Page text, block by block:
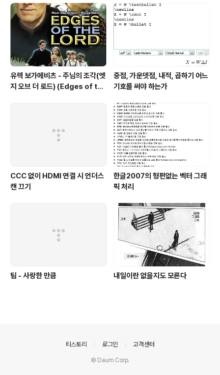
유렉 보가에비츠 - 주님의 조각(엣
지 오브 더 로드) (Edges of the
중점, 가운뎃점, 내적, 곱하기 어느
기호를 써야 하는가
CCC 없이 HDMI 연결 시 언더스
캔 끄기
한글2007의 형편없는 벡터 그래
픽 처리
팀 - 사랑한 만큼 내일이란 없을지도 모른다
티스토리 로그인 고객센터
© Daum Corp.